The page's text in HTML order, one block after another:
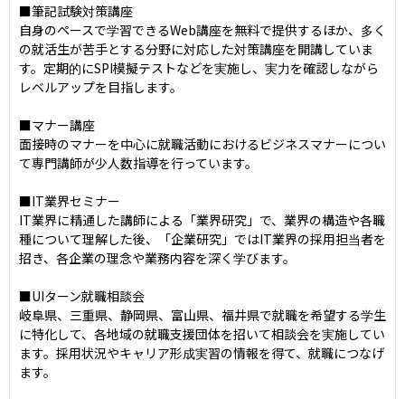
■筆記試験対策講座
自身のペースで学習できるWeb講座を無料で提供するほか、多く
の就活生が苦手とする分野に対応した対策講座を開講していま
す。定期的にSPI模擬テストなどを実施し、実力を確認しながら
レベルアップを目指します。
■マナー講座
面接時のマナーを中心に就職活動におけるビジネスマナーについ
て専門講師が少人数指導を行っています。
■IT業界セミナー
IT業界に精通した講師による「業界研究」で、業界の構造や各職
種について理解した後、「企業研究」ではIT業界の採用担当者を
招き、各企業の理念や業務内容を深く学びます。
■UIターン就職相談会
岐阜県、三重県、静岡県、富山県、福井県で就職を希望する学生
に特化して、各地域の就職支援団体を招いて相談会を実施してい
ます。採用状況やキャリア形成実習の情報を得て、就職につなげ
ます。